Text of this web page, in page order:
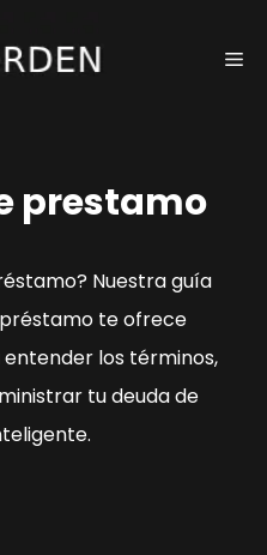
prestamo
Nuestra guía
te ofrece
los términos,
tu deuda de